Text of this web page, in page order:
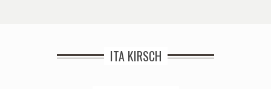
ITA KIRSCH